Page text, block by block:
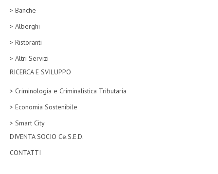
DIREZIONE SCIENTIFICA
ALTA FORMAZIONE
LA RIVISTA
> Banche
> Alberghi
> Ristoranti
> Altri Servizi
RICERCA E SVILUPPO
> Criminologia e Criminalistica Tributaria
> Economia Sostenibile
> Smart City
DIVENTA SOCIO Ce.S.E.D.
CONTATTI